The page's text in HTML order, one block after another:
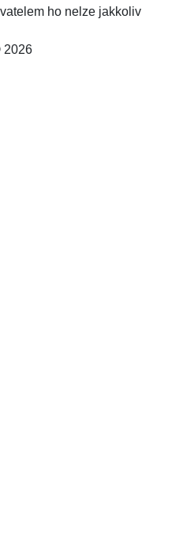
ho nelze jakkoliv
2026